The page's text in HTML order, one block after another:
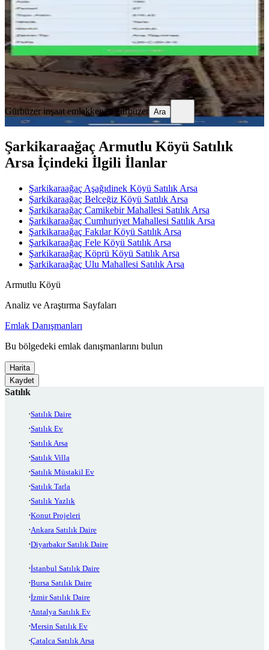
386/m²·20.01.2026
244.000 ₺
Gürbüzer inşaat emlak kenan gürbüzer
Ara
Gürbüzer inşaat emlakkenan gürbüzer Ara
Şarkikaraağaç Armutlu Köyü Satılık
Arsa İçindeki İlgili İlanlar
Şarkikaraağaç Aşağıdinek Köyü Satılık Arsa
Şarkikaraağaç Belceğiz Köyü Satılık Arsa
Şarkikaraağaç Camikebir Mahallesi Satılık Arsa
Şarkikaraağaç Cumhuriyet Mahallesi Satılık Arsa
Şarkikaraağaç Fakılar Köyü Satılık Arsa
Şarkikaraağaç Fele Köyü Satılık Arsa
Şarkikaraağaç Köprü Köyü Satılık Arsa
Şarkikaraağaç Ulu Mahallesi Satılık Arsa
Armutlu Köyü
Analiz ve Araştırma Sayfaları
Emlak Danışmanları
Bu bölgedeki emlak danışmanlarını bulun
Harita
Kaydet
Satılık
Satılık Daire
Satılık Ev
Satılık Arsa
Satılık Villa
Satılık Müstakil Ev
Satılık Tarla
Satılık Yazlık
Konut Projeleri
Ankara Satılık Daire
Diyarbakır Satılık Daire
İstanbul Satılık Daire
Bursa Satılık Daire
İzmir Satılık Daire
Antalya Satılık Ev
Mersin Satılık Ev
Çatalca Satılık Arsa